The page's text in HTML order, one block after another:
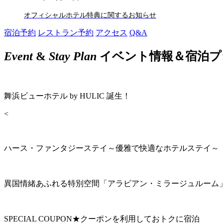
オフィシャルホテル特典に関するお知らせ
宿泊予約 レストラン予約 アクセス Q&A
Event& Stay Plan イベント情報＆宿泊
舞浜ビューホテル by HULIC 誕生！
<
ハース・ファンタジーステイ～優雅で快適なホテルステイ～
異国情緒あふれる特別空間「アラビアン・ミラージュルーム
SPECIAL COUPON★クーポンを利用しておトクに宿泊